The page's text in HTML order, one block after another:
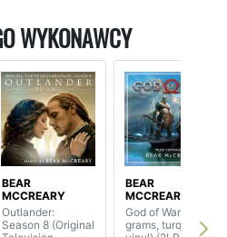
WYKONAWCY
BEAR
MCCREARY
Outlander:
Season 8 (Original
BEAR
MCCREARY
God of War (180
grams, turquoise